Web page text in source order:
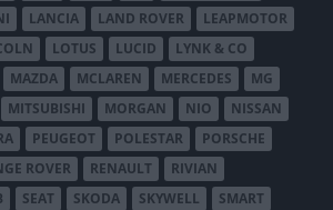
LANCIA LAND ROVER
LEAPMOTOR
LOTUS LUCID
LYNK & CO
MAZDA MCLAREN MERCEDES
MG
MITSUBISHI MORGAN NIO
NISSAN
PEUGEOT POLESTAR
PORSCHE
ROVER RENAULT
RIVIAN
SEAT SKODA SKYWELL SMART